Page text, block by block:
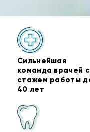
Сильнейшая
команда врачей
стажем работы
40 лет